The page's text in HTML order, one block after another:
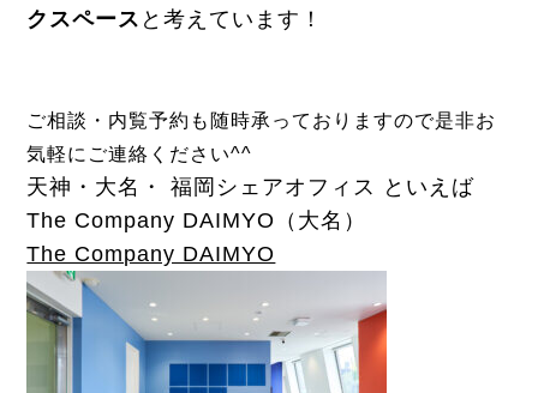
クスペース と考えています！
ご相談・内覧予約も随時承っておりますので是非お
気軽にご連絡ください^^
天神・大名・ 福岡シェアオフィス といえば
The Company DAIMYO（大名）
The Company DAIMYO